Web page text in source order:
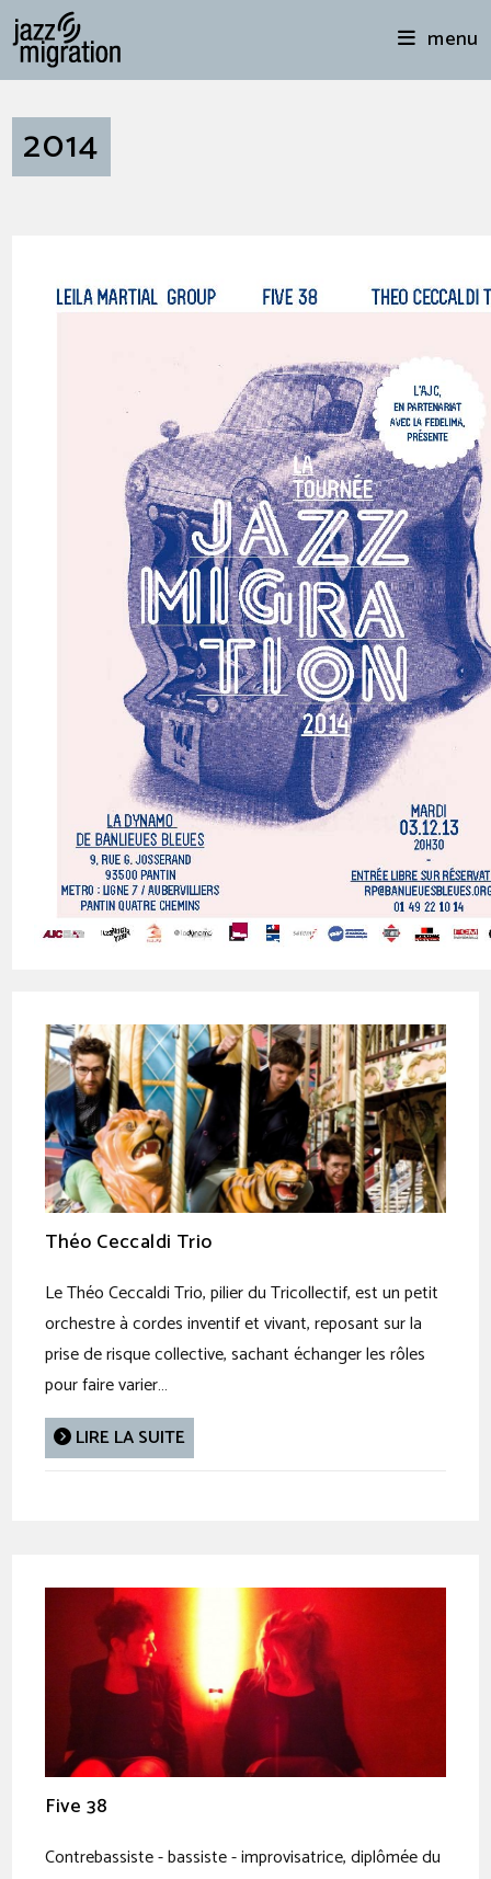
menu
2014
Théo Ceccaldi Trio
Le Théo Ceccaldi Trio, pilier du Tricollectif, est un petit
orchestre à cordes inventif et vivant, reposant sur la
prise de risque collective, sachant échanger les rôles
pour faire varier…
LIRE LA SUITE
Five 38
Contrebassiste - bassiste - improvisatrice, diplômée du